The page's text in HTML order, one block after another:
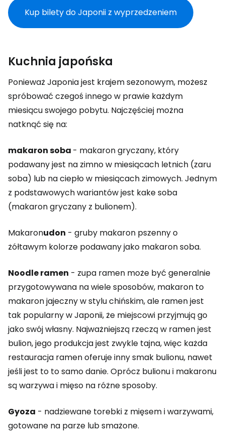
Kup bilety do Japonii z wyprzedzeniem
Kuchnia japońska
Ponieważ Japonia jest krajem sezonowym, możesz
spróbować czegoś innego w prawie każdym
miesiącu swojego pobytu. Najczęściej można
natknąć się na:
makaron soba - makaron gryczany, który
podawany jest na zimno w miesiącach letnich (zaru
soba) lub na ciepło w miesiącach zimowych. Jednym
z podstawowych wariantów jest kake soba
(makaron gryczany z bulionem).
Makaronudon - gruby makaron pszenny o
żółtawym kolorze podawany jako makaron soba.
Noodle ramen - zupa ramen może być generalnie
przygotowywana na wiele sposobów, makaron to
makaron jajeczny w stylu chińskim, ale ramen jest
tak popularny w Japonii, że miejscowi przyjmują go
jako swój własny. Najważniejszą rzeczą w ramen jest
bulion, jego produkcja jest zwykle tajna, więc każda
restauracja ramen oferuje inny smak bulionu, nawet
jeśli jest to to samo danie. Oprócz bulionu i makaronu
są warzywa i mięso na różne sposoby.
Gyoza - nadziewane torebki z mięsem i warzywami,
gotowane na parze lub smażone.